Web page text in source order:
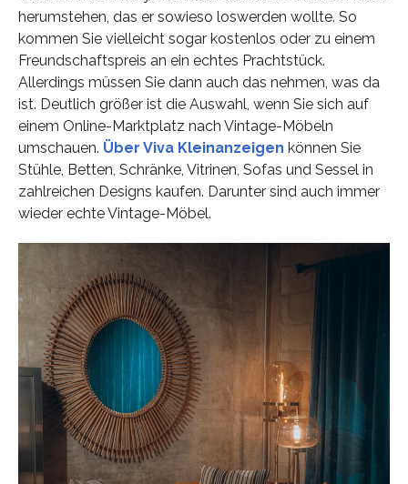
herumstehen, das er sowieso loswerden wollte. So
kommen Sie vielleicht sogar kostenlos oder zu einem
Freundschaftspreis an ein echtes Prachtstück.
Allerdings müssen Sie dann auch das nehmen, was da
ist. Deutlich größer ist die Auswahl, wenn Sie sich auf
einem Online-Marktplatz nach Vintage-Möbeln
umschauen. Über Viva Kleinanzeigen können Sie
Stühle, Betten, Schränke, Vitrinen, Sofas und Sessel in
zahlreichen Designs kaufen. Darunter sind auch immer
wieder echte Vintage-Möbel.